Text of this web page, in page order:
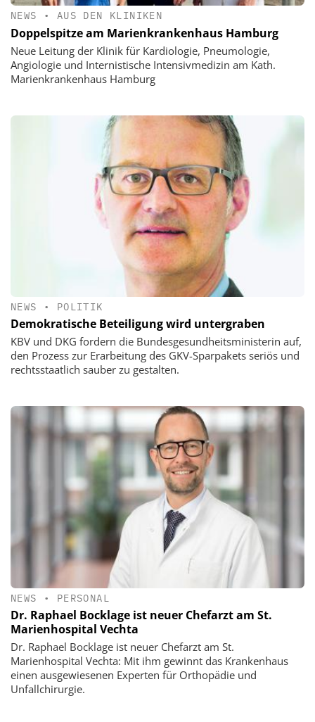
NEWS • AUS DEN KLINIKEN
Doppelspitze am Marienkrankenhaus Hamburg
Neue Leitung der Klinik für Kardiologie, Pneumologie,
Angiologie und Internistische Intensivmedizin am Kath.
Marienkrankenhaus Hamburg
NEWS • POLITIK
Demokratische Beteiligung wird untergraben
KBV und DKG fordern die Bundesgesundheitsministerin auf,
den Prozess zur Erarbeitung des GKV-Sparpakets seriös und
rechtsstaatlich sauber zu gestalten.
NEWS • PERSONAL
Dr. Raphael Bocklage ist neuer Chefarzt am St.
Marienhospital Vechta
Dr. Raphael Bocklage ist neuer Chefarzt am St.
Marienhospital Vechta: Mit ihm gewinnt das Krankenhaus
einen ausgewiesenen Experten für Orthopädie und
Unfallchirurgie.